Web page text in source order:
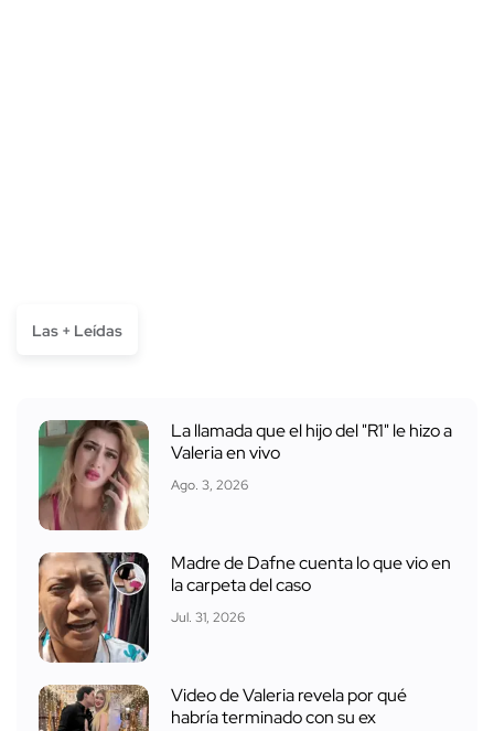
Las + Leídas
La llamada que el hijo del "R1" le hizo a
Valeria en vivo
Ago. 3, 2026
Madre de Dafne cuenta lo que vio en
la carpeta del caso
Jul. 31, 2026
Video de Valeria revela por qué
habría terminado con su ex